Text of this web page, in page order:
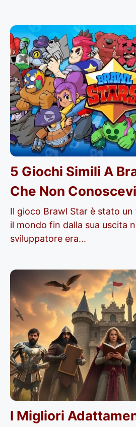
5 Giochi Simili A
Che Non
Il gioco Brawl Star è stato
il mondo fin dalla sua uscita
sviluppatore era...
I Migliori